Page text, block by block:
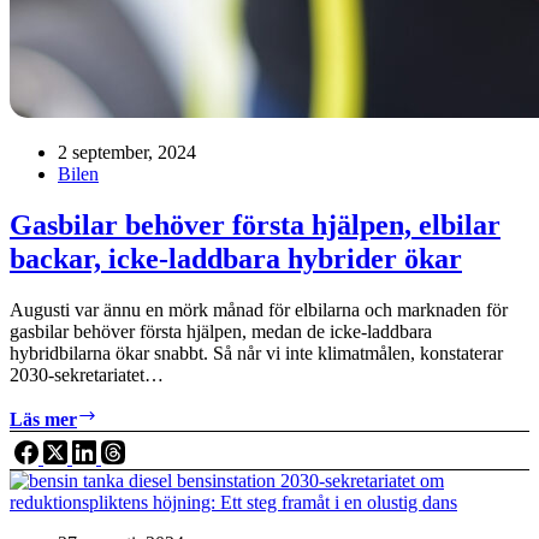
2 september, 2024
Bilen
Gasbilar behöver första hjälpen, elbilar
backar, icke-laddbara hybrider ökar
Augusti var ännu en mörk månad för elbilarna och marknaden för
gasbilar behöver första hjälpen, medan de icke-laddbara
hybridbilarna ökar snabbt. Så når vi inte klimatmålen, konstaterar
2030-sekretariatet…
Läs mer
behöver
första
hjälpen,
elbilar